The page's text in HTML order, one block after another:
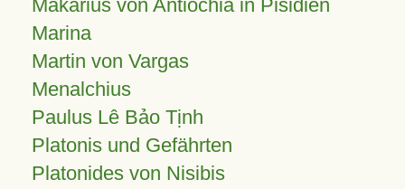
Makarius von Antiochia in Pisidien
Marina
Martin von Vargas
Menalchius
Paulus Lê Bảo Tịnh
Platonis und Gefährten
Platonides von Nisibis